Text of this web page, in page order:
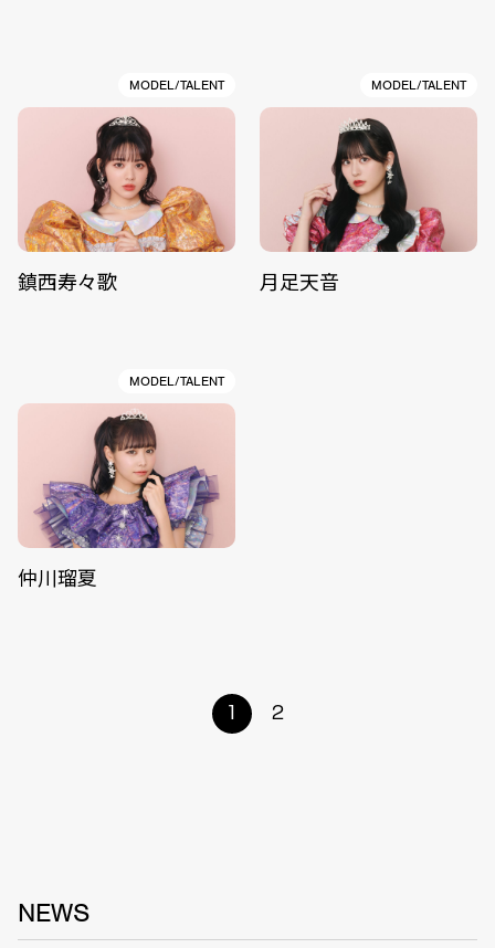
MODEL/TALENT
鎮西寿々歌
MODEL/TALENT
月足天音
MODEL/TALENT
仲川瑠夏
1 2
NEWS